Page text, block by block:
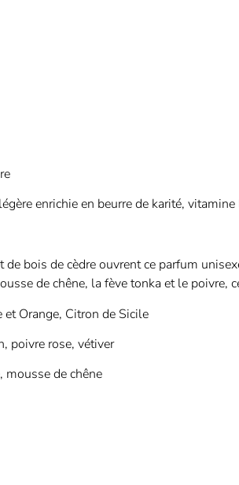
enrichie en beurre de karité,
de bois de cèdre ouvrent ce parfum
de chêne, la fève tonka et le poivre,
et Orange, Citron de Sicile
poivre rose, vétiver
mousse de chêne